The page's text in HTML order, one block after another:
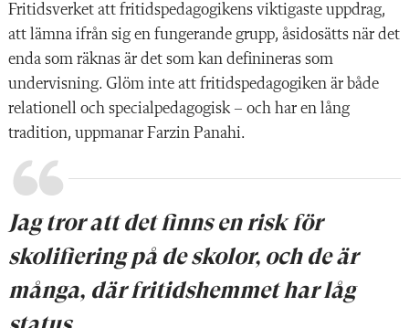
Fritidsverket att fritidspedagogikens viktigaste uppdrag,
att lämna ifrån sig en fungerande grupp, åsidosätts när det
enda som räknas är det som kan definineras som
undervisning. Glöm inte att fritidspedagogiken är både
relationell och specialpedagogisk – och har en lång
tradition, uppmanar Farzin Panahi.
Jag tror att det finns en risk för
skolifiering på de skolor, och de är
många, där fritidshemmet har låg